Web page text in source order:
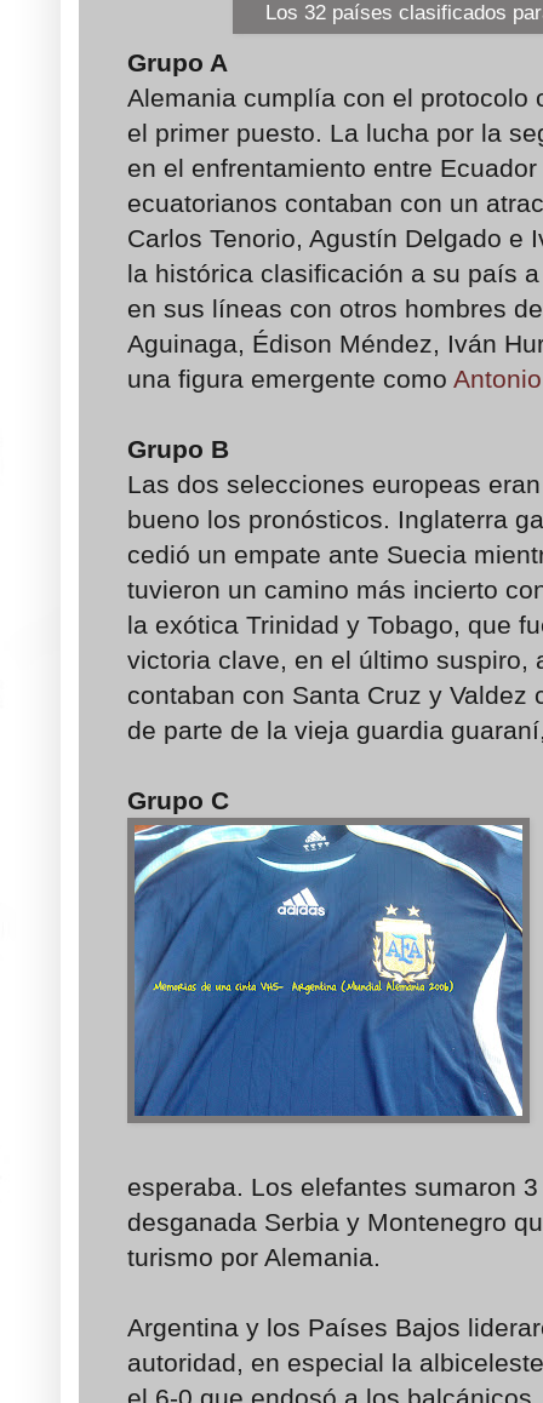
Los 32 países clasificados
Grupo A
Alemania cumplía con el protocolo
el primer puesto. La lucha por la
en el enfrentamiento entre
ecuatorianos contaban con un
Carlos Tenorio, Agustín Delgado e
la histórica clasificación a su país a
en sus líneas con otros hombres
Aguinaga, Édison Méndez, Iván
una figura emergente como
Grupo B
Las dos selecciones europeas
bueno los pronósticos. Inglaterra
cedió un empate ante Suecia
tuvieron un camino más incierto
la exótica Trinidad y Tobago, que
victoria clave, en el último suspiro,
contaban con Santa Cruz y Valdez
de parte de la vieja guardia
Grupo C
esperaba. Los elefantes sumaron
desganada Serbia y Montenegro
turismo por Alemania.
Argentina y los Países Bajos
autoridad, en especial la
el 6-0 que endosó a los